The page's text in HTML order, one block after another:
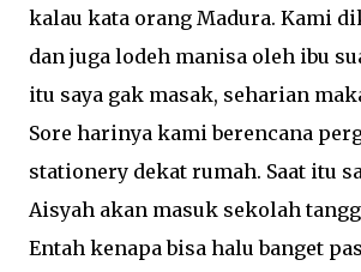
kalau kata orang Madura. Kami
dan juga lodeh manisa oleh ibu
itu saya gak masak, seharian
Sore harinya kami berencana
stationery dekat rumah. Saat itu
Aisyah akan masuk sekolah
Entah kenapa bisa halu banget